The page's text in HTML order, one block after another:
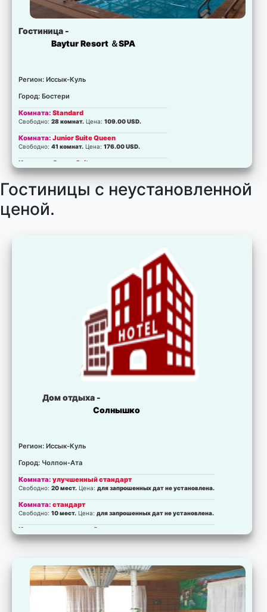
Гостиница -
Baytur Resort ＆SPA
Регион: Иссык-Куль
Город: Бостери
Комната:Standard
Свободно:28 комнат. Цена:109.00 USD.
Комната:Junior Suite Queen
Свободно:41 комнат. Цена:176.00 USD.
Комната: Queen Suite
Комната:Double J.S
Свободно: 2 комнат.Цена:264.00 USD.
Гостиницы с неустановленной
ценой.
Дом отдыха -
Солнышко
Регион: Иссык-Куль
Город: Чолпон-Ата
Комната:улучшенный стандарт
Свободно:20 мест. Цена:для запрошенных дат не установлена.
Комната:стандарт
Свободно:10 мест. Цена:для запрошенных дат не установлена.
Комната: улучшенный стандарт
Свободно:20 мест.Цена:для запрошенных дат не установлена.
Комната:люкс
20 мест. Цена:для запрошенных дат не установлена.